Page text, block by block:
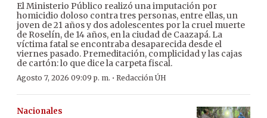
El Ministerio Público realizó una imputación por
homicidio doloso contra tres personas, entre ellas, un
joven de 21 años y dos adolescentes por la cruel muerte
de Roselín, de 14 años, en la ciudad de Caazapá. La
víctima fatal se encontraba desaparecida desde el
viernes pasado. Premeditación, complicidad y las cajas
de cartón: lo que dice la carpeta fiscal.
Agosto 7, 2026 09:09 p. m. · Redacción ÚH
Nacionales